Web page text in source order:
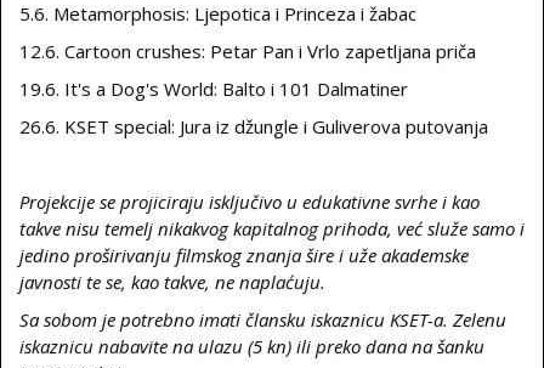
5.6. Metamorphosis: Ljepotica i Princeza i žabac
12.6. Cartoon crushes: Petar Pan i Vrlo zapetljana priča
19.6. It's a Dog's World: Balto i 101 Dalmatiner
26.6. KSET special: Jura iz džungle i Guliverova putovanja
Projekcije se projiciraju isključivo u edukativne svrhe i kao
takve nisu temelj nikakvog kapitalnog prihoda, već služe samo i
jedino proširivanju filmskog znanja šire i uže akademske
javnosti te se, kao takve, ne naplaćuju.
Sa sobom je potrebno imati člansku iskaznicu KSET-a. Zelenu
iskaznicu nabavite na ulazu (5 kn) ili preko dana na šanku